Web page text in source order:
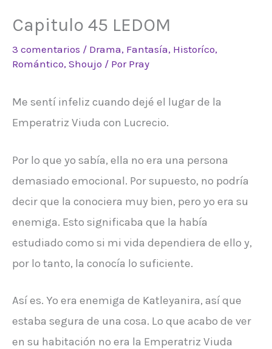
Capitulo 45 LEDOM
3 comentarios / Drama, Fantasía, Historíco,
Romántico, Shoujo / Por Pray
Me sentí infeliz cuando dejé el lugar de la
Emperatriz Viuda con Lucrecio.
Por lo que yo sabía, ella no era una persona
demasiado emocional. Por supuesto, no podría
decir que la conociera muy bien, pero yo era su
enemiga. Esto significaba que la había
estudiado como si mi vida dependiera de ello y,
por lo tanto, la conocía lo suficiente.
Así es. Yo era enemiga de Katleyanira, así que
estaba segura de una cosa. Lo que acabo de ver
en su habitación no era la Emperatriz Viuda